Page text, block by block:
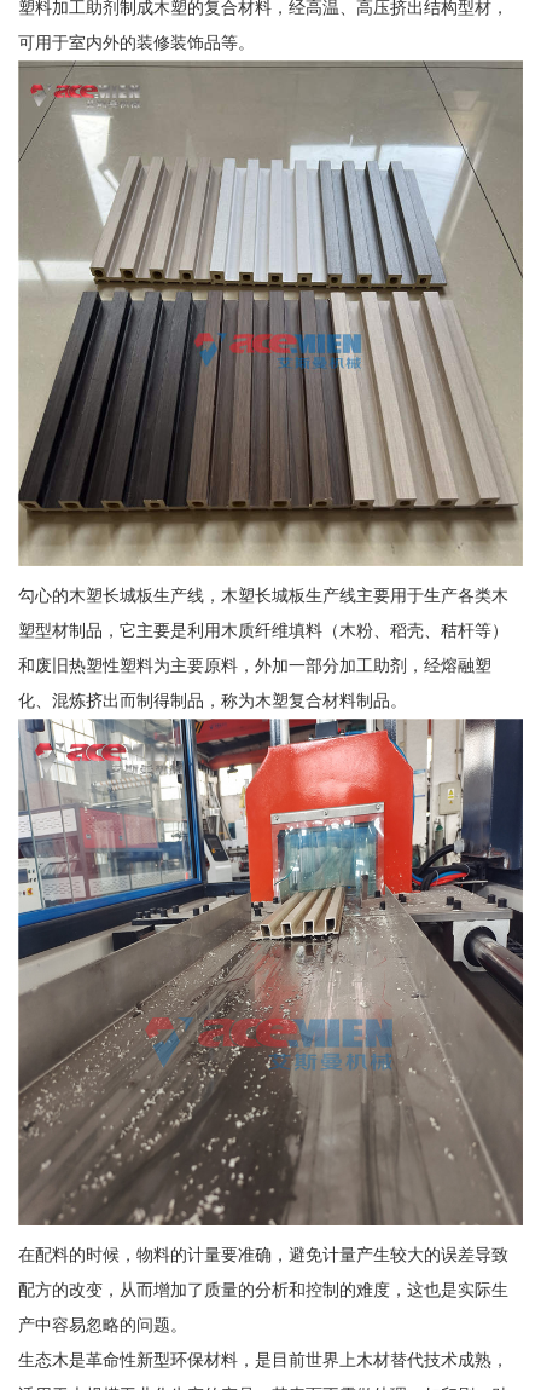
塑料加工助剂制成木塑的复合材料，经高温、高压挤出结构型材，
可用于室内外的装修装饰品等。
勾心的木塑长城板生产线，木塑长城板生产线主要用于生产各类木
塑型材制品，它主要是利用木质纤维填料（木粉、稻壳、秸杆等）
和废旧热塑性塑料为主要原料，外加一部分加工助剂，经熔融塑
化、混炼挤出而制得制品，称为木塑复合材料制品。
在配料的时候，物料的计量要准确，避免计量产生较大的误差导致
配方的改变，从而增加了质量的分析和控制的难度，这也是实际生
产中容易忽略的问题。
生态木是革命性新型环保材料，是目前世界上木材替代技术成熟，